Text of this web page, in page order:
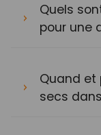
Quels
pour une
Quand et
secs